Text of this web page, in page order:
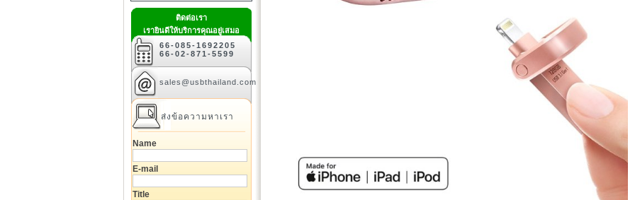
ติดต่อเรา
เรายินดีให้บริการคุณอยู่เสมอ
66-085-1692205
66-02-871-5599
sales@usbthailand.com
ส่งข้อความหาเรา
Name
E-mail
Title